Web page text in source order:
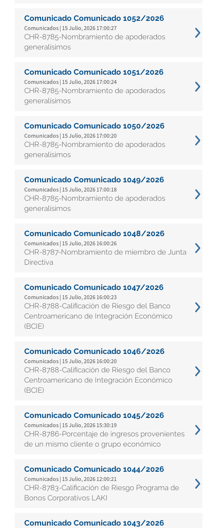
Comunicado Comunicado 1052/2026
Comunicados | 15 Julio, 2026 17:00:27
CHR-8785-Nombramiento de apoderados
generalísimos
Comunicado Comunicado 1051/2026
Comunicados | 15 Julio, 2026 17:00:24
CHR-8785-Nombramiento de apoderados
generalísimos
Comunicado Comunicado 1050/2026
Comunicados | 15 Julio, 2026 17:00:20
CHR-8785-Nombramiento de apoderados
generalísimos
Comunicado Comunicado 1049/2026
Comunicados | 15 Julio, 2026 17:00:18
CHR-8785-Nombramiento de apoderados
generalísimos
Comunicado Comunicado 1048/2026
Comunicados | 15 Julio, 2026 16:00:26
CHR-8787-Nombramiento de miembro de Junta
Directiva
Comunicado Comunicado 1047/2026
Comunicados | 15 Julio, 2026 16:00:23
CHR-8788-Calificación de Riesgo del Banco
Centroamericano de Integración Económico
(BCIE)
Comunicado Comunicado 1046/2026
Comunicados | 15 Julio, 2026 16:00:20
CHR-8788-Calificación de Riesgo del Banco
Centroamericano de Integración Económico
(BCIE)
Comunicado Comunicado 1045/2026
Comunicados | 15 Julio, 2026 15:30:19
CHR-8786-Porcentaje de ingresos provenientes
de un mismo cliente o grupo económico
Comunicado Comunicado 1044/2026
Comunicados | 15 Julio, 2026 12:00:21
CHR-8783-Calificación de Riesgo Programa de
Bonos Corporativos LAKI
Comunicado Comunicado 1043/2026